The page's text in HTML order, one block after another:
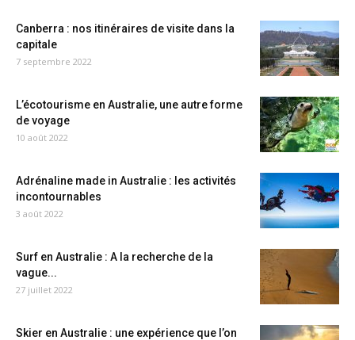
Canberra : nos itinéraires de visite dans la
capitale
7 septembre 2022
L’écotourisme en Australie, une autre forme
de voyage
10 août 2022
Adrénaline made in Australie : les activités
incontournables
3 août 2022
Surf en Australie : A la recherche de la
vague...
27 juillet 2022
Skier en Australie : une expérience que l’on